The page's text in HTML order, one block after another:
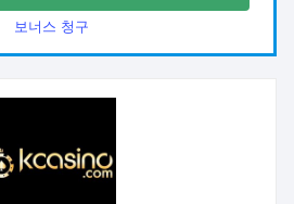
보너스 청구